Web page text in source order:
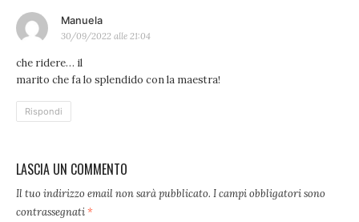
Manuela
detto:
30/09/2022 alle 21:04
che ridere… il
marito che fa lo splendido con la maestra!
Rispondi
LASCIA UN COMMENTO
Il tuo indirizzo email non sarà pubblicato. I campi obbligatori sono
contrassegnati*